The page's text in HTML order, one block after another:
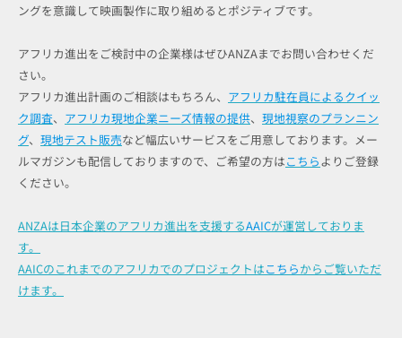
ングを意識して映画製作に取り組めるとポジティブです。
アフリカ進出をご検討中の企業様はぜひANZAまでお問い合わせくだ
さい。
アフリカ進出計画のご相談はもちろん、 アフリカ駐在員によるクイッ
ク調査、 アフリカ現地企業ニーズ情報の提供、 現地視察のプランニン
グ、 現地テスト販売など幅広いサービスをご用意しております。メー
ルマガジンも配信しておりますので、ご希望の方はこちらよりご登録
ください。
ANZAは日本企業のアフリカ進出を支援するAAICが運営しておりま
す。
AAICのこれまでのアフリカでのプロジェクトはこちらからご覧いただ
けます。